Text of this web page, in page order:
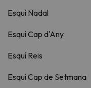
Esquí Nadal
Esquí Cap d'Any
Esquí Reis
Esquí Cap de Setmana